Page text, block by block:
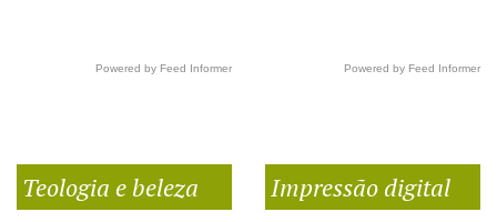
Powered by Feed Informer Powered by Feed Informer
Teologia e beleza Impressão digital